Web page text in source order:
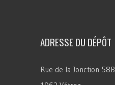
ADRESSE DU DÉPÔT
Rue de la Jonction 58B